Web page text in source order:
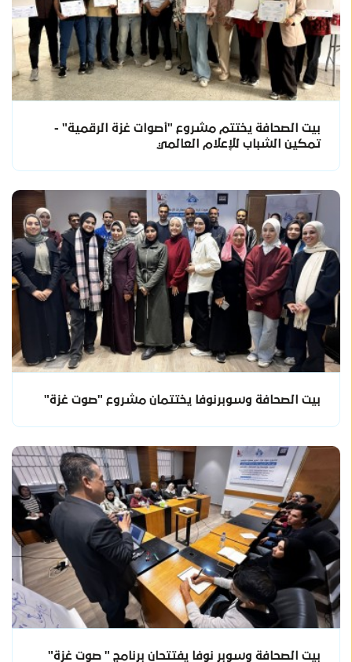
بيت الصحافة يختتم مشروع "أصوات غزة الرقمية" -
تمكين الشباب للإعلام العالمي
بيت الصحافة وسوبرنوفا يختتمان مشروع "صوت غزة"
بيت الصحافة وسوبر نوفا يفتتحان برنامج " صوت غزة"